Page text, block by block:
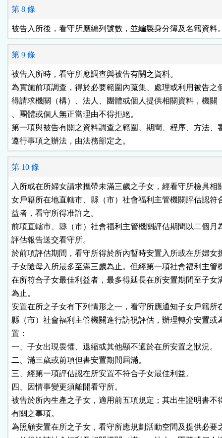
第 8 條
被告入所後，看守所應編列號數，並編製身分簿及名籍資料
第 9 條
被告入所時，看守所應調查與被告有關之資料。
為實施前項調查，得於必要範圍內蒐集、處理或利用被告之
得請求機關（構）、法人、團體或個人提供相關資料，機關
、團體或個人無正當理由不得拒絕。
第一項與被告有關之資料調查之範圍、期間、程序、方法、
遵行事項之辦法，由法務部定之。
第 10 條
入所或在所婦女請求攜帶未滿三歲之子女，經看守所檢具相
女戶籍所在地直轄市、縣（市）社會福利主管機關評估認符
益者，看守所得准許之。
前項直轄市、縣（市）社會福利主管機關評估期間以二個月
評估報告送交看守所。
於前項評估期間，看守所得於所內暫時安置入所或在所婦女
子女隨母入所最多至滿三歲為止。但經第一項社會福利主管
在所符合子女最佳利益者，最多得延長在所安置期間至子女
為止。
安置在所之子女有下列情形之一，看守所應通知子女戶籍所
縣（市）社會福利主管機關進行訪視評估，辦理轉介安置或
置：
一、子女出現畏懼、退縮或其他顯不適於在所安置之狀況。
二、滿三歲或前項但書安置期間屆滿。
三、經第一項評估認在所安置不符合子女最佳利益。
四、因情事變更須離開看守所。
被告於所內生產之子女，適用前五項規定；其出生證明書不
有關之事項。
為照顧安置在所之子女，看守所應規劃活動空間及提供必要